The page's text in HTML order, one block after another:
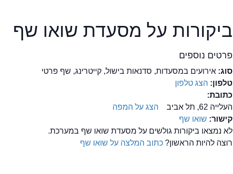
ביקורות על מסעדת שואו שף
פרטים נוספים
סוג:אירועים במסעדות, סדנאות בישול, קייטרינג, שף פרטי
טלפון: הצג טלפון
כתובת:
העלייה 62, תל אביב
הצג על המפה
קישור: שואו שף
לא נמצאו ביקורות גולשים על מסעדת שואו שף במערכת.
רוצה להיות הראשון?כתוב המלצה על שואו שף